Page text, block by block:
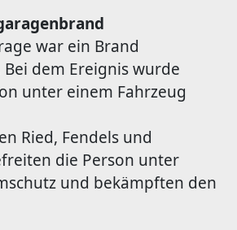
war ein Brand
dem Ereignis wurde
unter einem Fahrzeug
Ried, Fendels und
die Person unter
und bekämpften den